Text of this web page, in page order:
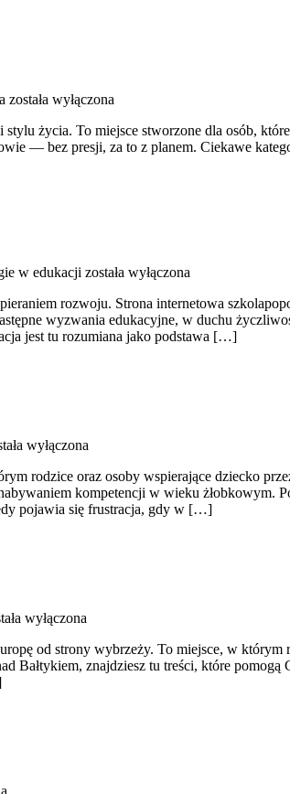
została wyłączona
życia. To miejsce stworzone dla osób,
— bez presji, za to z planem. Ciekawe
w edukacji została wyłączona
rozwoju. Strona internetowa
wyzwania edukacyjne, w duchu
jest tu rozumiana jako podstawa […]
wyłączona
rodzice oraz osoby wspierające dziecko
kompetencji w wieku żłobkowym.
pojawia się frustracja, gdy w […]
wyłączona
od strony wybrzeży. To miejsce, w
Bałtykiem, znajdziesz tu treści, które